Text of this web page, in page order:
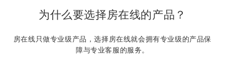
为什么要选择房在线的产品？
房在线只做专业级产品，选择房在线就会拥有专业级的产品保
障与专业客服的服务。